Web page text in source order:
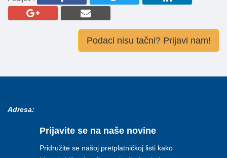
Podaci nisu tačni? Prijavi nam!
Adresa:
Prijavite se na naše novine
Pridružite se našoj pretplatničkoj listi kako